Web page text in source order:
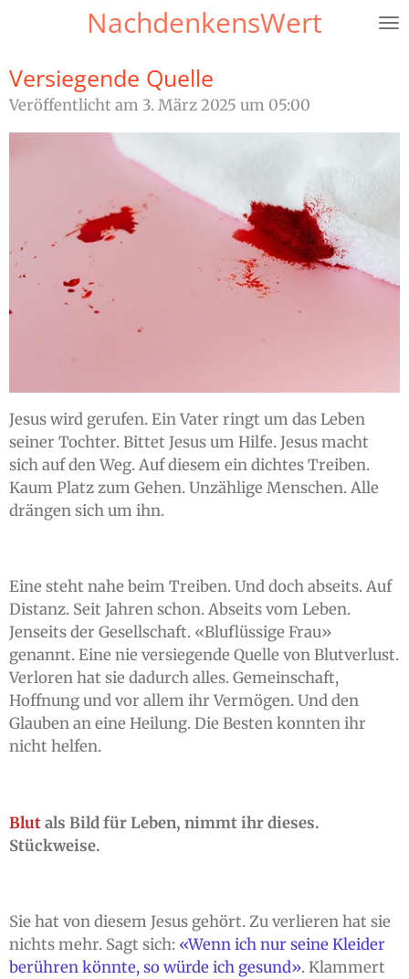
NachdenkensWert
Versiegende Quelle
Veröffentlicht am 3. März 2025 um 05:00
Jesus wird gerufen. Ein Vater ringt um das Leben
seiner Tochter. Bittet Jesus um Hilfe. Jesus macht
sich auf den Weg. Auf diesem ein dichtes Treiben.
Kaum Platz zum Gehen. Unzählige Menschen. Alle
drängen sich um ihn.
Eine steht nahe beim Treiben. Und doch abseits. Auf
Distanz. Seit Jahren schon. Abseits vom Leben.
Jenseits der Gesellschaft. «Bluflüssige Frau»
genannt. Eine nie versiegende Quelle von Blutverlust.
Verloren hat sie dadurch alles. Gemeinschaft,
Hoffnung und vor allem ihr Vermögen. Und den
Glauben an eine Heilung. Die Besten konnten ihr
nicht helfen.
Blutals Bild für Leben, nimmt ihr dieses.
Stückweise.
Sie hat von diesem Jesus gehört. Zu verlieren hat sie
nichts mehr. Sagt sich: «Wenn ich nur seine Kleider
berühren könnte, so würde ich gesund». Klammert